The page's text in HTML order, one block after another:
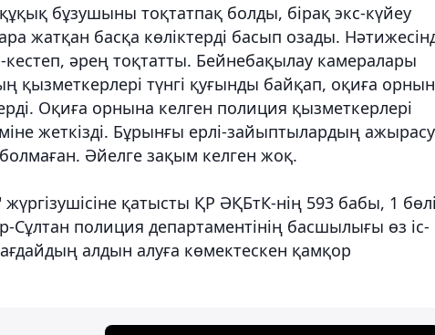
бұзушыны тоқтатпақ болды, бірақ экс-күйеу
жатқан басқа көліктерді басып озады.
кестеп, әрең тоқтатты. Бейнебақылау камералары
қызметкерлері түнгі қуғынды байқап, оқиға
Оқиға орнына келген полиция қызметкерлері
жеткізді. Бұрынғы ерлі-зайыптылардың ажырасу
болмаған. Әйелге зақым келген жоқ.
қатысты ҚР ӘҚБтК-нің 593 бабы, 1
Сұлтан полиция департаментінің басшылығы өз іс-
алдын алуға көмектескен қамқор